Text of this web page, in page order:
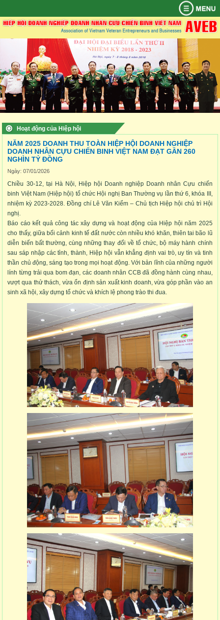
QUYẾT
ĐỊNH
LẬP
ĐIỀU
LỆ
QUY
CHẾ
ĐỘNG
CƠ
QUAN
HỘI
KỶ
YẾU
BAN
CHUYÊN
BAN
HÀNH
HIỆP
HỘI
DOANH
NHÂN
CCB
VIỆT
NAM
ĐIỀU
GIA
NHẬP
HIỆP
HỘI
QUYỀN
NGHĨA
HỘI
TRÍCH
HỘI
VIÊN
BAN
VỤ
HIỆP
HỘI
THÀNH
VIÊN
NỔI
BẬT
HOẠT
ĐỘNG
CỦA
HIỆP
HỘI
TIN
TỨC
BIỂN
ĐÔNG
THÔNG
KINH
TẾ,
CHÍNH
TRỊ,
XÃ
HỘI
THÔNG
TRONG
VÀ
NGOÀI
NƯỚC
VĂN
HÓA
THỂ
THAO
KINH
TẾ
KINH
TRONG
NƯỚC
KINH
QUỐC
TẾ
CHÍNH
SÁCH
XÃ
HỘI
CCB
HỎI
CÁC
HOẠT
ĐỘNG
ĐỀN
ƠN
ĐÁP
NGHĨA
HOẠT
ĐỘNG
THIỆN
XÃ
HỘI
Hoạt động của Hiệp hội
NĂM 2025 DOANH THU TOÀN HIỆP HỘI DOANH NGHIỆP
DOANH NHÂN CỰU CHIẾN BINH VIỆT NAM ĐẠT GẦN 260
NGHÌN TỶ ĐỒNG
Ngày: 07/01/2026
Chiều 30-12, tại Hà Nội, Hiệp hội Doanh nghiệp Doanh nhân Cựu chiến
binh Việt Nam (Hiệp hội) tổ chức Hội nghị Ban Thường vụ lần thứ 6, khóa III,
nhiệm kỳ 2023-2028. Đồng chí Lê Văn Kiểm – Chủ tịch Hiệp hội chủ trì Hội
nghị.
Báo cáo kết quả công tác xây dựng và hoạt động của Hiệp hội năm 2025
cho thấy, giữa bối cảnh kinh tế đất nước còn nhiều khó khăn, thiên tai bão lũ
diễn biến bất thường, cùng những thay đổi về tổ chức, bộ máy hành chính
sau sáp nhập các tỉnh, thành, Hiệp hội vẫn khẳng định vai trò, uy tín và tinh
thần chủ động, sáng tạo trong mọi hoạt động. Với bản lĩnh của những người
lính từng trải qua bom đạn, các doanh nhân CCB đã đồng hành cùng nhau,
vượt qua thử thách, vừa ổn định sản xuất kinh doanh, vừa góp phần vào an
sinh xã hội, xây dựng tổ chức và khích lệ phong trào thi đua.